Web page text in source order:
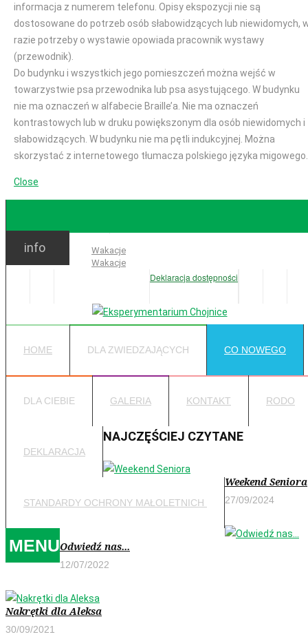
informacja z numerem telefonu. Opisy ekspozycji nie są
dostosowane do potrzeb osób słabowidzących lub niewidomych,
razie potrzeby o wystawie opowiada pracownik wystawy
(przewodnik).
Do budynku i wszystkich jego pomieszczeń można wejść w
towarzystwie psa przewodnika lub psa asystującego. W budynku
nie ma oznaczeń w alfabecie Braille’a. Nie ma oznaczeń
kontrastowych lub w druku powiększonym dla osób niewidomych i
słabowidzących. W budynku nie ma pętli indukcyjnej. Można
skorzystać z internetowego tłumacza polskiego języka migowego.
Close
Ważne:
Wakacje
Wakacje
Deklaracja dostępności
info
HOME DLA ZWIEDZAJĄCYCH CO NOWEGO
DLA CIEBIE GALERIA KONTAKT RODO
DEKLARACJA
STANDARDY OCHRONY MAŁOLETNICH
MENU
NAJCZĘŚCIEJ CZYTANE
Weekend Seniora
27/09/2024
Odwiedź nas...
12/07/2022
Nakrętki dla Aleksa
30/09/2021